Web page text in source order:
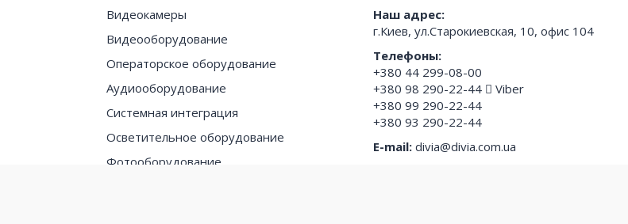
Видеокамеры
Видеооборудование
Операторское оборудование
Аудиооборудование
Системная интеграция
Осветительное оборудование
Фотооборудование
Наш адрес:
г.Киев, ул.Старокиевская, 10, офис 104
Телефоны:
+380 44 299-08-00
+380 98 290-22-44
Viber
+380 99 290-22-44
+380 93 290-22-44
E-mail: divia@divia.com.ua